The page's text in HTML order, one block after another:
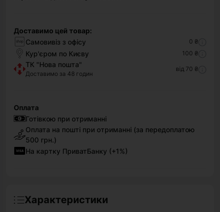
Доставимо цей товар:
Самовивіз з офісу
0 ₴
Кур'єром по Києву 100 ₴
ТК "Нова пошта"
Доставимо за 48 годин
від 70 ₴
Оплата
Готівкою при отриманні
Оплата на пошті при отриманні (за передоплатою
500 грн.)
На картку ПриватБанку (+1%)
Характеристики